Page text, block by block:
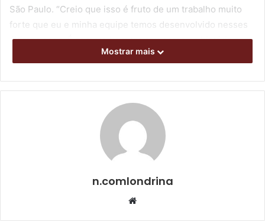
São Paulo. “Creio que isso é fruto de um trabalho muito
forte que eu e minha equipe temos desenvolvido nesses
últimos anos. É sempre bom ter seu nome na história com
grandes conquistas”, disse a atleta de 33 anos, formada na
Mostrar mais
n.comlondrina
Website